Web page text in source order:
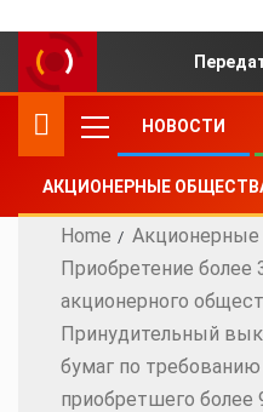
НОВОСТИ
АКЦИОНЕРНЫЕ
Home
Приобретение более
акционерного
Принудительный
бумаг по требованию
приобретшего более